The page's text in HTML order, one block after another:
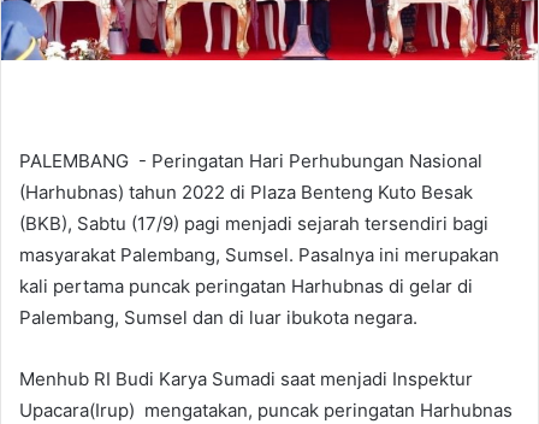
PALEMBANG - Peringatan Hari Perhubungan Nasional
(Harhubnas) tahun 2022 di Plaza Benteng Kuto Besak
(BKB), Sabtu (17/9) pagi menjadi sejarah tersendiri bagi
masyarakat Palembang, Sumsel. Pasalnya ini merupakan
kali pertama puncak peringatan Harhubnas di gelar di
Palembang, Sumsel dan di luar ibukota negara.
Menhub RI Budi Karya Sumadi saat menjadi Inspektur
Upacara(Irup) mengatakan, puncak peringatan Harhubnas